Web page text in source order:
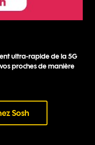
ultra-rapide de la 5G
proches de manière
Sosh